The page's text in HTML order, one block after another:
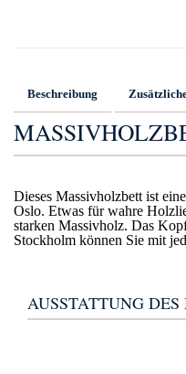
Beschreibung
Dieses Massivholzbett ist
Oslo. Etwas für wahre
starken Massivholz. Das
Stockholm können Sie mit
AUSSTATTUNG